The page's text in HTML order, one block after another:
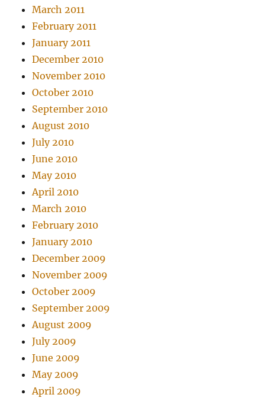
March 2011
February 2011
January 2011
December 2010
November 2010
October 2010
September 2010
August 2010
July 2010
June 2010
May 2010
April 2010
March 2010
February 2010
January 2010
December 2009
November 2009
October 2009
September 2009
August 2009
July 2009
June 2009
May 2009
April 2009